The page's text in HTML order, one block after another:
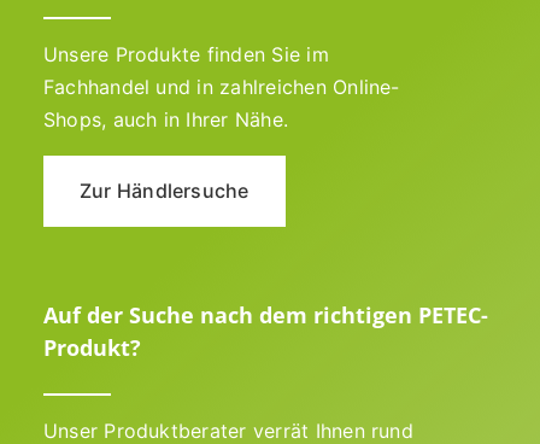
Unsere Produkte finden Sie im
Fachhandel und in zahlreichen Online-
Shops, auch in Ihrer Nähe.
Zur Händlersuche
Auf der Suche nach dem richtigen PETEC-
Produkt?
Unser Produktberater verrät Ihnen rund